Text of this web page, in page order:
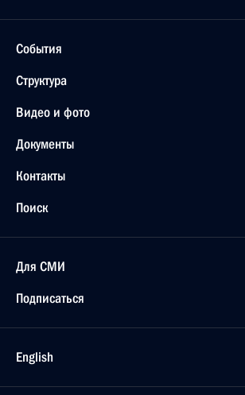
События
Структура
Видео и фото
Документы
Контакты
Поиск
Для СМИ
Подписаться
English